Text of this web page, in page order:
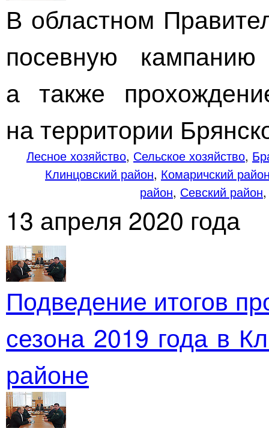
В областном
посевную
а также
на территории
Лесное хозяйство, Сельское хозяйство,
Клинцовский район, Комаричский
район, Севский район
13 апреля 2020 года
Подведение итогов
сезона 2019 года в
районе